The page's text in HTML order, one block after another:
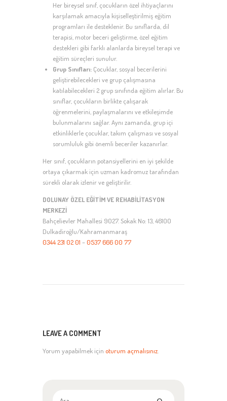
Her bireysel sınıf, çocukların özel ihtiyaçlarını
karşılamak amacıyla kişiselleştirilmiş eğitim
programları ile desteklenir. Bu sınıflarda, dil
terapisi, motor beceri geliştirme, özel eğitim
destekleri gibi farklı alanlarda bireysel terapi ve
eğitim süreçleri sunulur.
Grup Sınıfları:Çocuklar, sosyal becerilerini
geliştirebilecekleri ve grup çalışmasına
katılabilecekleri 2 grup sınıfında eğitim alırlar. Bu
sınıflar, çocukların birlikte çalışarak
öğrenmelerini, paylaşmalarını ve etkileşimde
bulunmalarını sağlar. Aynı zamanda, grup içi
etkinliklerle çocuklar, takım çalışması ve sosyal
sorumluluk gibi önemli beceriler kazanırlar.
Her sınıf, çocukların potansiyellerini en iyi şekilde
ortaya çıkarmak için uzman kadromuz tarafından
sürekli olarak izlenir ve geliştirilir.
DOLUNAY ÖZEL EĞİTİM VE REHABİLİTASYON
MERKEZİ
Bahçelievler Mahallesi 9027. Sokak No: 13, 46100
Dulkadiroğlu/Kahramanmaraş
0344 231 02 01 –0537 666 00 77
LEAVE A COMMENT
Yorum yapabilmek için oturum açmalısınız.